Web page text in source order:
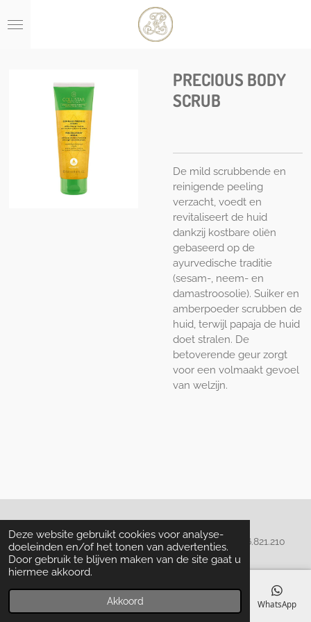
Deze website gebruikt cookies voor analyse-
doeleinden en/of het tonen van advertenties.
Door gebruik te blijven maken van de site gaat u
hiermee akkoord.
Akkoord
direct
PRECIOUS BODY
SCRUB
De mild scrubbende en
reinigende peeling
verzacht, voedt en
revitaliseert de huid
dankzij kostbare oliën
gebaseerd op de
ayurvedische traditie
(sesam-, neem- en
damastroosolie). Suiker en
amberpoeder scrubben de
huid, terwijl papaja de huid
doet stralen. De
betoverende geur zorgt
voor een volmaakt gevoel
van welzijn.
© 2020 - 2022 La Perla Skin & Beauty - BTW: BE
0466.821.210
Telefoonnummer WhatsApp